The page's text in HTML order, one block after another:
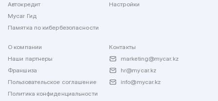
Автокредит
Mycar Гид
Памятка по кибербезопасности
Настройки
О компании
Наши партнеры
Франшиза
Пользовательское соглашение
Политика конфиденциальности
Контакты
marketing@mycar.kz
hr@mycar.kz
info@mycar.kz